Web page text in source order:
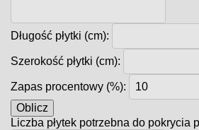
Długość płytki (cm):
Szerokość płytki (cm):
Zapas procentowy (%):
Oblicz
Liczba płytek potrzebna do pokrycia